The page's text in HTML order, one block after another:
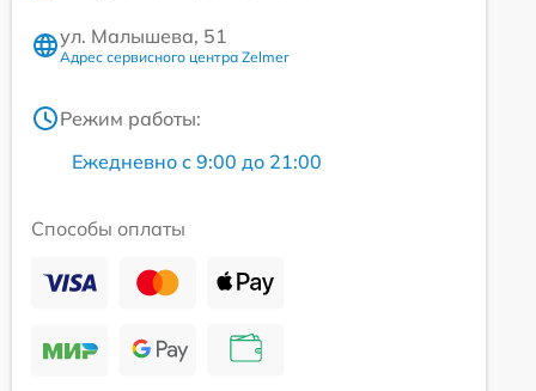
ул. Малышева, 51
Адрес сервисного центра Zelmer
Режим работы:
Ежедневно с 9:00 до 21:00
Способы оплаты